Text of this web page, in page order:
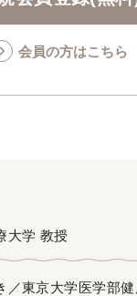
会員の方はこちら
大学 教授
／東京大学医学部